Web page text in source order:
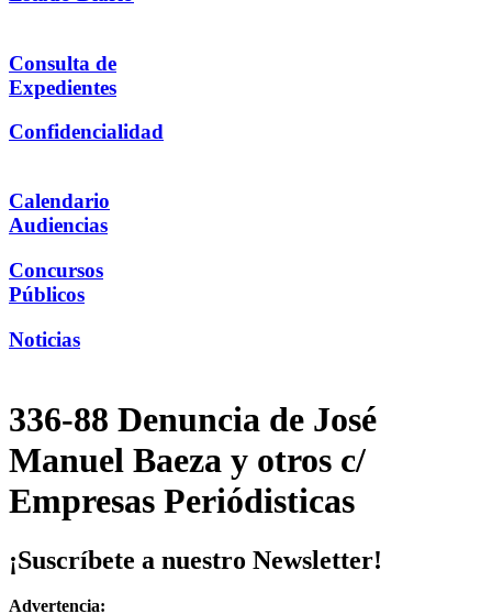
Consulta de
Expedientes
Confidencialidad
Calendario
Audiencias
Concursos
Públicos
Noticias
336-88 Denuncia de José
Manuel Baeza y otros c/
Empresas Periódisticas
¡Suscríbete a nuestro Newsletter!
Advertencia: